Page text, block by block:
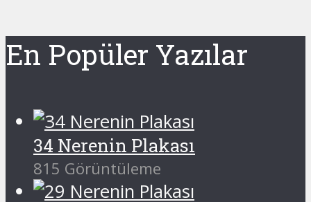
En Popüler Yazılar
34 Nerenin Plakası
815 Görüntüleme